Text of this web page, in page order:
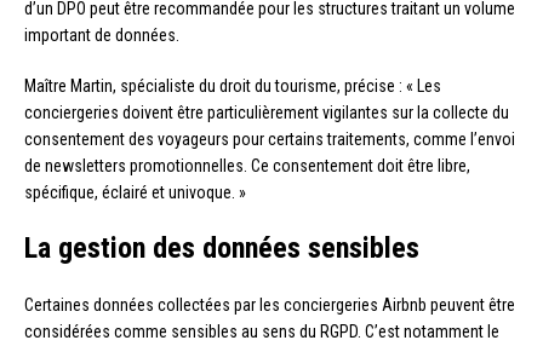
d’un DPO peut être recommandée pour les structures traitant un volume
important de données.
Maître Martin, spécialiste du droit du tourisme, précise : « Les
conciergeries doivent être particulièrement vigilantes sur la collecte du
consentement des voyageurs pour certains traitements, comme l’envoi
de newsletters promotionnelles. Ce consentement doit être libre,
spécifique, éclairé et univoque. »
La gestion des données sensibles
Certaines données collectées par les conciergeries Airbnb peuvent être
considérées comme sensibles au sens du RGPD. C’est notamment le